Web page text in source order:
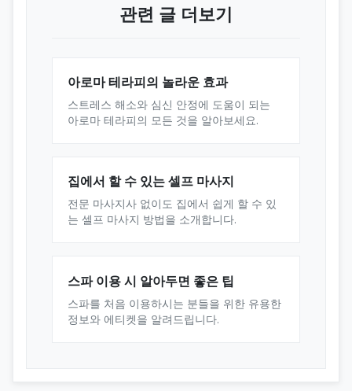
관련 글 더보기
아로마 테라피의 놀라운 효과
스트레스 해소와 심신 안정에 도움이 되는
아로마 테라피의 모든 것을 알아보세요.
집에서 할 수 있는 셀프 마사지
전문 마사지사 없이도 집에서 쉽게 할 수 있
는 셀프 마사지 방법을 소개합니다.
스파 이용 시 알아두면 좋은 팁
스파를 처음 이용하시는 분들을 위한 유용한
정보와 에티켓을 알려드립니다.